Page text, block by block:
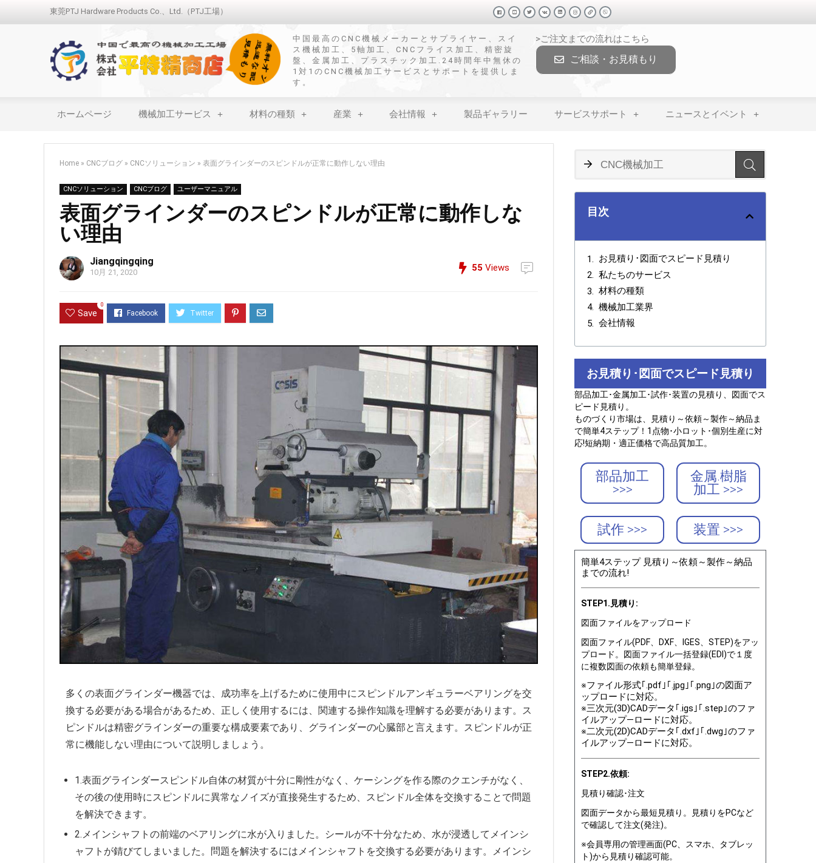
東莞PTJ Hardware Products Co.、Ltd.（PTJ工場）
中国最高のCNC機械メーカーとサプライヤー、スイ
ス機械加工、5軸加工、CNCフライス加工、精密旋
盤、金属加工、プラスチック加工.24時間年中無休の
1対1のCNC機械加工サービスとサポートを提供しま
す。
>ご注文までの流れはこちら
ご相談・お見積もり
ホームページ 機械加工サービス 材料の種類 産業 会社情報 製品ギャラリー サービスサポート ニュースとイベント
Home » CNCブログ » CNCソリューション » 表面グラインダーのスピンドルが正常に動作しない理由
CNCソリューション CNCブログ ユーザーマニュアル
表面グラインダーのスピンドルが正常に動作しな
い理由
Jiangqingqing
10月 21, 2020 55 Views
Save
0
多くの表面グラインダー機器では、成功率を上げるために使用中にスピンドルアンギュラーベアリングを交
換する必要がある場合があるため、正しく使用するには、関連する操作知識を理解する必要があります。ス
ピンドルは精密グラインダーの重要な構成要素であり、グラインダーの心臓部と言えます。スピンドルが正
常に機能しない理由について説明しましょう。
1.表面グラインダースピンドル自体の材質が十分に剛性がなく、ケーシングを作る際のクエンチがなく、
その後の使用時にスピンドルに異常なノイズが直接発生するため、スピンドル全体を交換することで問題
を解決できます。
2.メインシャフトの前端のベアリングに水が入りました。シールが不十分なため、水が浸透してメインシ
ャフトが錆びてしまいました。問題を解決するにはメインシャフトを交換する必要があります。メインシ
目次
お見積り･図面でスピード見積り
私たちのサービス
材料の種類
機械加工業界
会社情報
お見積り･図面でスピード見積り
部品加工･金属加工･試作･装置の見積り、図面でス
ピード見積り。
ものづくり市場は、見積り～依頼～製作～納品ま
で簡単4ステップ！1点物･小ロット･個別生産に対
応!短納期・適正価格で高品質加工。
部品加工
>>>
金属.樹脂
加工 >>>
試作 >>> 装置 >>>
簡単4ステップ 見積り～依頼～製作～納品
までの流れ!
STEP1.見積り:
図面ファイルをアップロード
図面ファイル(PDF、DXF、IGES、STEP)をアッ
プロード。図面ファイル一括登録(EDI)で１度
に複数図面の依頼も簡単登録。
※ファイル形式｢.pdf｣｢.jpg｣｢.png｣の図面ア
ップロードに対応。
※三次元(3D)CADデータ｢.igs｣｢.step｣のファ
イルアップ―ロードに対応。
※二次元(2D)CADデータ｢.dxf｣｢.dwg｣のファ
イルアップ―ロードに対応。
STEP2.依頼:
見積り確認･注文
図面データから最短見積り。見積りをPCなど
で確認して注文(発注)。
※会員専用の管理画面(PC、スマホ、タブレッ
ト)から見積り確認可能。